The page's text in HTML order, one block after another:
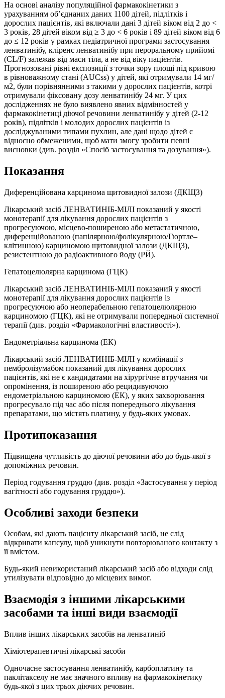
На основі аналізу популяційної фармакокінетики з
урахуванням об’єднаних даних 1100 дітей, підлітків і
дорослих пацієнтів, які включали дані 3 дітей віком від 2 до <
3 років, 28 дітей віком від ≥ 3 до < 6 років і 89 дітей віком від 6
до ≤ 12 років у рамках педіатричної програми застосування
ленватинібу, кліренс ленватинібу при пероральному прийомі
(CL/F) залежав від маси тіла, а не від віку пацієнтів.
Прогнозовані рівні експозиції з точки зору площі під кривою
в рівноважному стані (AUCss) у дітей, які отримували 14 мг/
м2, були порівнянними з такими у дорослих пацієнтів, котрі
отримували фіксовану дозу ленватинібу 24 мг. У цих
дослідженнях не було виявлено явних відмінностей у
фармакокінетиці діючої речовини ленватинібу у дітей (2-12
років), підлітків і молодих дорослих пацієнтів із
досліджуваними типами пухлин, але дані щодо дітей є
відносно обмеженими, щоб мати змогу зробити певні
висновки (див. розділ «Спосіб застосування та дозування»).
Показання
Диференційована карцинома щитовидної залози (ДКЩЗ)
Лікарський засіб ЛЕНВАТИНІБ-МІЛІ показаний у якості
монотерапії для лікування дорослих пацієнтів з
прогресуючою, місцево-поширеною або метастатичною,
диференційованою (папілярною/фолікулярною/Гюртле–
клітинною) карциномою щитовидної залози (ДКЩЗ),
резистентною до радіоактивного йоду (РЙ).
Гепатоцелюлярна карцинома (ГЦК)
Лікарський засіб ЛЕНВАТИНІБ-МІЛІ показаний у якості
монотерапії для лікування дорослих пацієнтів із
прогресуючою або неоперабельною гепатоцелюлярною
карциномою (ГЦК), які не отримували попередньої системної
терапії (див. розділ «Фармакологічні властивості»).
Ендометріальна карцинома (ЕК)
Лікарський засіб ЛЕНВАТИНІБ-МІЛІ у комбінації з
пембролізумабом показаний для лікування дорослих
пацієнтів, які не є кандидатами на хірургічне втручання чи
опромінення, із поширеною або рецидивуючою
ендометріальною карциномою (ЕК), у яких захворювання
прогресувало під час або після попереднього лікування
препаратами, що містять платину, у будь-яких умовах.
Протипоказання
Підвищена чутливість до діючої речовини або до будь-якої з
допоміжних речовин.
Період годування груддю (див. розділ «Застосування у період
вагітності або годування груддю»).
Особливі заходи безпеки
Особам, які дають пацієнту лікарський засіб, не слід
відкривати капсулу, щоб уникнути повторюваного контакту з
її вмістом.
Будь-який невикористаний лікарський засіб або відходи слід
утилізувати відповідно до місцевих вимог.
Взаємодія з іншими лікарськими
засобами та інші види взаємодії
Вплив інших лікарських засобів на ленватиніб
Хіміотерапевтичні лікарські засоби
Одночасне застосування ленватинібу, карбоплатину та
паклітакселу не має значного впливу на фармакокінетику
будь-якої з цих трьох діючих речовин.